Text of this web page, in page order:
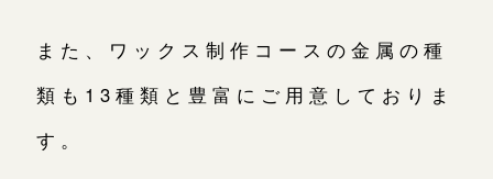
また、ワックス制作コースの金属の種
類も13種類と豊富にご用意しておりま
す。